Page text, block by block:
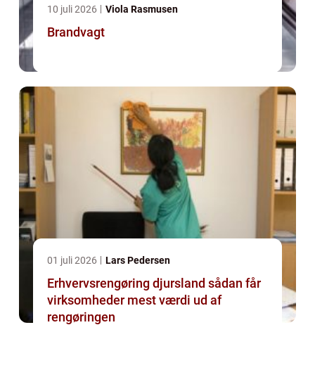
10 juli 2026 Viola Rasmusen
Brandvagt
01 juli 2026 Lars Pedersen
Erhvervsrengøring djursland sådan får
virksomheder mest værdi ud af
rengøringen